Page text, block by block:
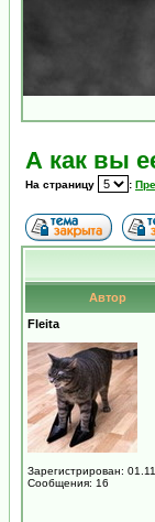
А как вы
На страницу :
Автор
Fleita
Зарегистрирован:
Сообщения: 16